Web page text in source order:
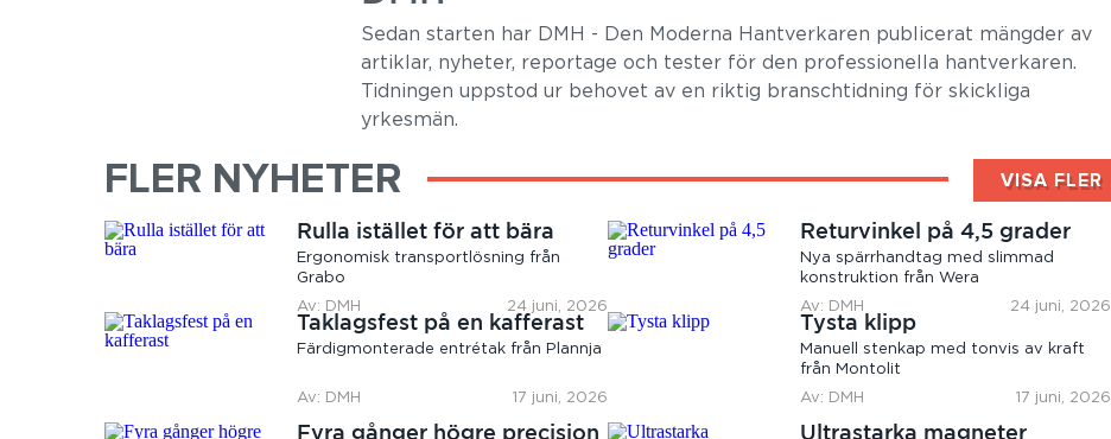
Sedan starten har DMH - Den Moderna Hantverkaren publicerat mängder av
artiklar, nyheter, reportage och tester för den professionella hantverkaren.
Tidningen uppstod ur behovet av en riktig branschtidning för skickliga
yrkesmän.
FLER NYHETER VISA FLER
Rulla istället för att bära
Ergonomisk transportlösning från
Grabo
Av: DMH
24 juni, 2026
Returvinkel på 4,5 grader
Nya spärrhandtag med slimmad
konstruktion från Wera
Av: DMH
24 juni, 2026
Taklagsfest på en kafferast
Färdigmonterade entrétak från Plannja
Av: DMH 17 juni, 2026
Tysta klipp
Manuell stenkap med tonvis av kraft
från Montolit
Av: DMH
17 juni, 2026
Fyra gånger högre precision Ultrastarka magneter